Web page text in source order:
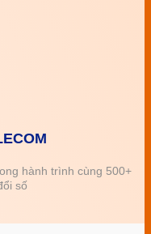
hành trình cùng 500+
số